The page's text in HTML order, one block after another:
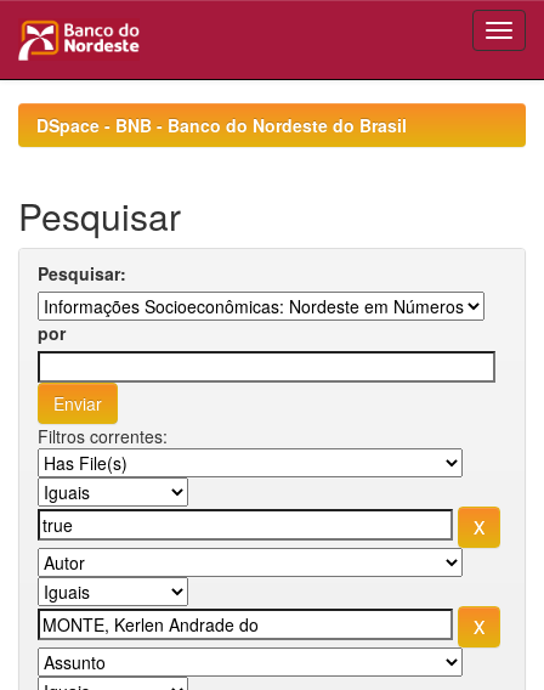
navigationDSpace - BNB - Banco do Nordeste do Brasil
Pesquisar
Pesquisar:
por
Filtros correntes: